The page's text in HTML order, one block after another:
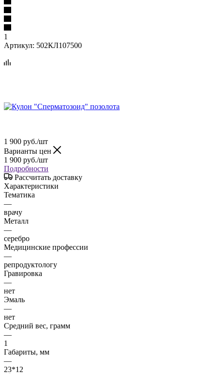
1
Артикул: 502КЛ107500
1 900 руб./шт
Варианты цен
1 900 руб./шт
Подробности
Рассчитать доставку
Характеристики
Тематика
—
врачу
Металл
—
серебро
Медицинские профессии
—
репродуктологу
Гравировка
—
нет
Эмаль
—
нет
Средний вес, грамм
—
1
Габариты, мм
—
23*12